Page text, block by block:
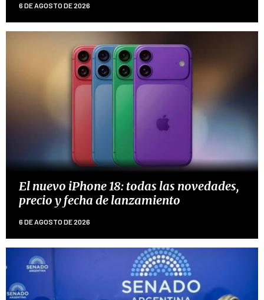
6 DE AGOSTO DE 2026
El nuevo iPhone 18: todas las novedades,
precio y fecha de lanzamiento
6 DE AGOSTO DE 2026